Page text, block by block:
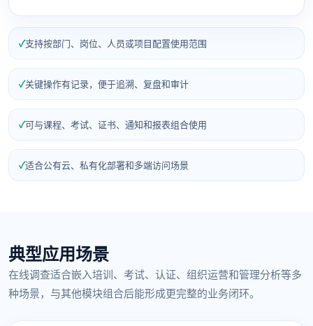
支持按部门、岗位、人员或项目配置使用范围
关键操作有记录，便于追溯、复盘和审计
可与课程、考试、证书、通知和报表组合使用
适合公有云、私有化部署和多端访问场景
典型应用场景
在线调查适合嵌入培训、考试、认证、组织运营和管理分析等多
种场景，与其他模块组合后能形成更完整的业务闭环。